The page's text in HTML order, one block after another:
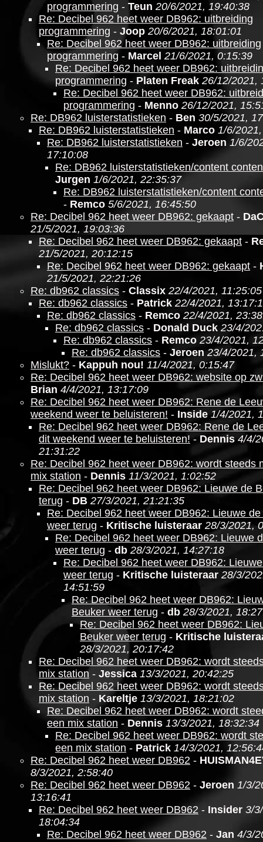
programmering - Teun 20/6/2021, 19:40:38
Re: Decibel 962 heet weer DB962: uitbreiding
programmering - Joop 20/6/2021, 18:01:01
Re: Decibel 962 heet weer DB962: uitbreiding
programmering - Marcel 21/6/2021, 0:15:39
Re: Decibel 962 heet weer DB962:
programmering - Platen Freak 26/12/2021,
Re: Decibel 962 heet weer DB962:
programmering - Menno 26/12/2021,
Re: DB962 luisterstatistieken - Ben 30/5/2021,
Re: DB962 luisterstatistieken - Marco 1/6/
Re: DB962 luisterstatistieken - Jeroen 1/6/
17:10:08
Re: DB962 luisterstatistieken/content
Jurgen 1/6/2021, 22:35:37
Re: DB962 luisterstatistieken/content
- Remco 5/6/2021, 16:45:50
Re: Decibel 962 heet weer DB962: gekaapt -
21/5/2021, 19:03:36
Re: Decibel 962 heet weer DB962: gekaapt -
21/5/2021, 20:12:15
Re: Decibel 962 heet weer DB962: gekaapt -
21/5/2021, 22:21:26
Re: db962 classics - Classix 22/4/2021, 11:25:05
Re: db962 classics - Patrick 22/4/2021,
Re: db962 classics - Remco 22/4/2021,
Re: db962 classics - Donald Duck 23/4/
Re: db962 classics - Remco 23/4/2021,
Re: db962 classics - Jeroen 23/4/2021,
Mislukt? - Kappuh nou! 11/4/2021, 0:15:47
Re: Decibel 962 heet weer DB962: website op
Brian 4/4/2021, 13:17:09
Re: Decibel 962 heet weer DB962: Rene de
weekend weer te beluisteren! - Inside 1/4/2021,
Re: Decibel 962 heet weer DB962: Rene de
dit weekend weer te beluisteren!- Dennis 4/4/
21:31:22
Re: Decibel 962 heet weer DB962: wordt steeds
mix station - Dennis 11/3/2021, 1:02:52
Re: Decibel 962 heet weer DB962: Lieuwe de
terug - DB 27/3/2021, 21:21:35
Re: Decibel 962 heet weer DB962: Lieuwe
weer terug - Kritische luisteraar 28/3/2021,
Re: Decibel 962 heet weer DB962: Lieuwe
weer terug - db 28/3/2021, 14:27:18
Re: Decibel 962 heet weer DB962:
weer terug - Kritische luisteraar 28/3/
14:51:59
Re: Decibel 962 heet weer DB962:
Beuker weer terug - db 28/3/2021,
Re: Decibel 962 heet weer DB962:
Beuker weer terug - Kritische
28/3/2021, 20:17:42
Re: Decibel 962 heet weer DB962: wordt
mix station - Jessica 13/3/2021, 20:42:25
Re: Decibel 962 heet weer DB962: wordt
mix station - Kareltje 13/3/2021, 18:21:02
Re: Decibel 962 heet weer DB962: wordt
een mix station - Dennis 13/3/2021, 18:32:34
Re: Decibel 962 heet weer DB962: wordt
een mix station - Patrick 14/3/2021,
Re: Decibel 962 heet weer DB962 -
8/3/2021, 2:58:40
Re: Decibel 962 heet weer DB962 - Jeroen 1/3/
13:16:41
Re: Decibel 962 heet weer DB962 - Insider 3/
18:04:34
Re: Decibel 962 heet weer DB962 - Jan 4/3/